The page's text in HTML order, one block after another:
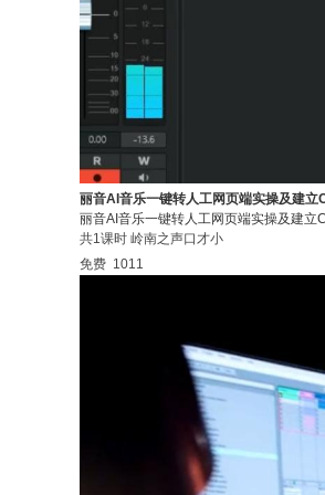
丽音AI音乐一键转人工网页端实操及建
丽音AI音乐一键转人工网页端实操及建立
共1课时 岭南之声口才小
免费 1011